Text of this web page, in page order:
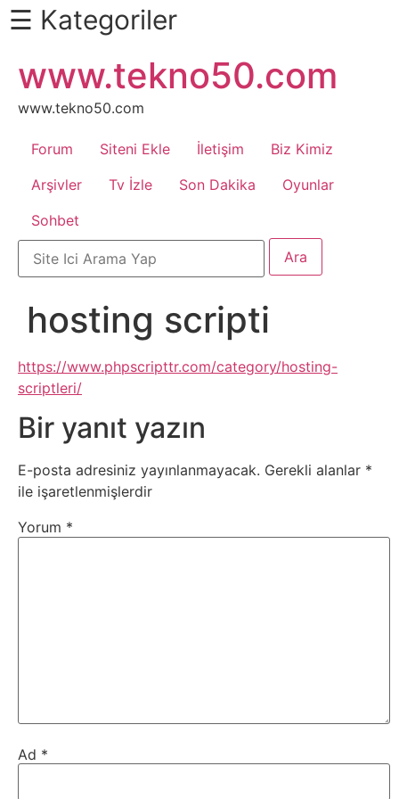
Daha
Fazlası
İçin
Kaydır
Android
Apk
Arabalar
Bankacılık
İşlemleri
Bilgi
Bilgisayar
Film
Diğer
☰ Kategoriler
atla
www.tekno50.com
www.tekno50.com
Forum Siteni Ekle İletişim
Biz Kimiz
Arşivler
Tv İzle Son Dakika
Oyunlar
Sohbet
hosting scripti
https://www.phpscripttr.com/category/hosting-
scriptleri/
Bir yanıt yazın
E-posta adresiniz yayınlanmayacak. Gerekli alanlar *
ile işaretlenmişlerdir
Yorum *
Ad *